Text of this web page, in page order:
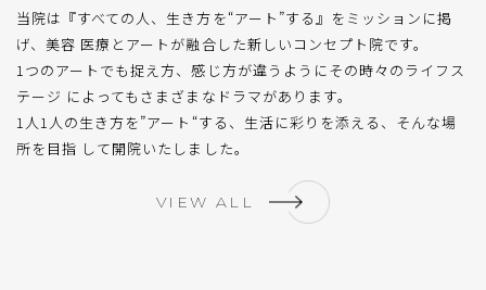
当院は『すべての人、生き方を“アート”する』をミッションに掲
げ、美容 医療とアートが融合した新しいコンセプト院です。
1つのアートでも捉え方、感じ方が違うようにその時々のライフス
テージ によってもさまざまなドラマがあります。
1人1人の生き方を”アート“する、生活に彩りを添える、そんな場
所を目指 して開院いたしました。
VIEW ALL